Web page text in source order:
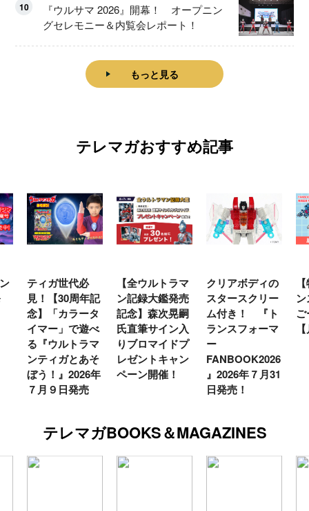
10
『ウルサマ 2026』開幕！ オープニン
グセレモニー＆内覧会レポート！
もっと見る
テレマガおすすめ記事
ティガ世代必
見！【30周年記
念】「カラータ
イマー」で遊べ
る『ウルトラマ
ンティガとあそ
ぼう！』2026年
７月９日発売
【全ウルトラマ
ン記録大鑑発売
記念】森次晃嗣
氏直筆サイン入
りブロマイドプ
レゼントキャン
ペーン開催！
クリアボディの
スタースクリー
ム付き！ 『ト
ランスフォーマ
ー
FANBOOK2026
』2026年７月31
日発売！
テレマガBOOKS＆MAGAZINES